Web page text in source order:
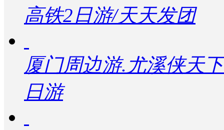
高铁2日游/天天发团
厦门周边游.尤溪侠天
日游